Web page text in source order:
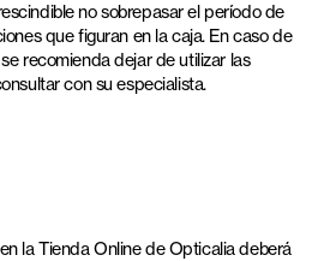
no sobrepasar el período de
que figuran en la caja. En caso de
recomienda dejar de utilizar las
con su especialista.
la Tienda Online de Opticalia deberá